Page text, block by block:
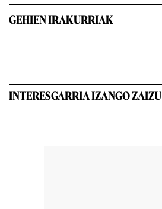
GEHIEN IRAKURRIAK
INTERESGARRIA IZANGO ZAIZU